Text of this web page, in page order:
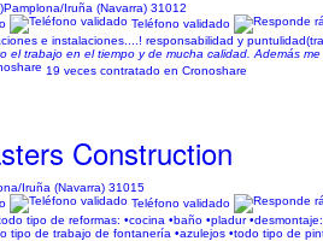
Pamplona/Iruña (Navarra) 31012
Teléfono validado
e instalaciones....! responsabilidad y
el trabajo en el tiempo y de mucha calidad. Además
19 veces contratado en Cronoshare
Construction
Iruña (Navarra) 31015
Teléfono validado
tipo de reformas: •cocina •baño •pladur
tipo de trabajo de fontanería •azulejos •todo tipo de